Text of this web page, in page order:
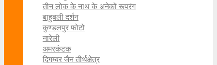
तीन लोक के नाथ के अनेकों रूपरंग
बाहुबली दर्शन
कुण्डलपुर फोटो
नारेली
अमरकंटक
दिगम्बर जैन तीर्थक्षेत्र